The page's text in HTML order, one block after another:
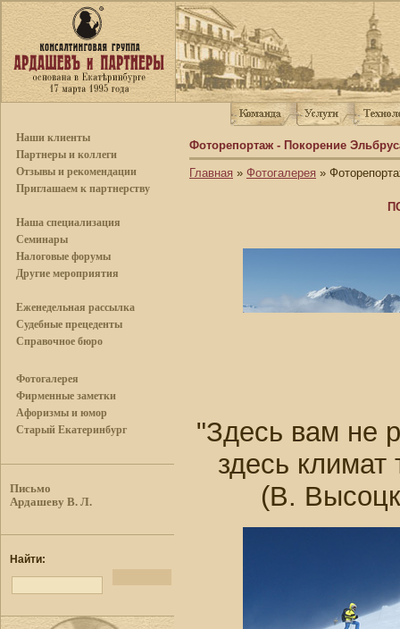
Наши клиенты
Партнеры и коллеги
Отзывы и рекомендации
Приглашаем к партнерству
Наша специализация
Семинары
Налоговые форумы
Другие мероприятия
Еженедельная рассылка
Судебные прецеденты
Справочное бюро
Фотогалерея
Фирменные заметки
Афоризмы и юмор
Старый Екатеринбург
Письмо
Ардашеву В. Л.
Найти:
Фоторепортаж - Покорение
Главная » Фотогалерея »
"Здесь вам не
здесь климат
(В.